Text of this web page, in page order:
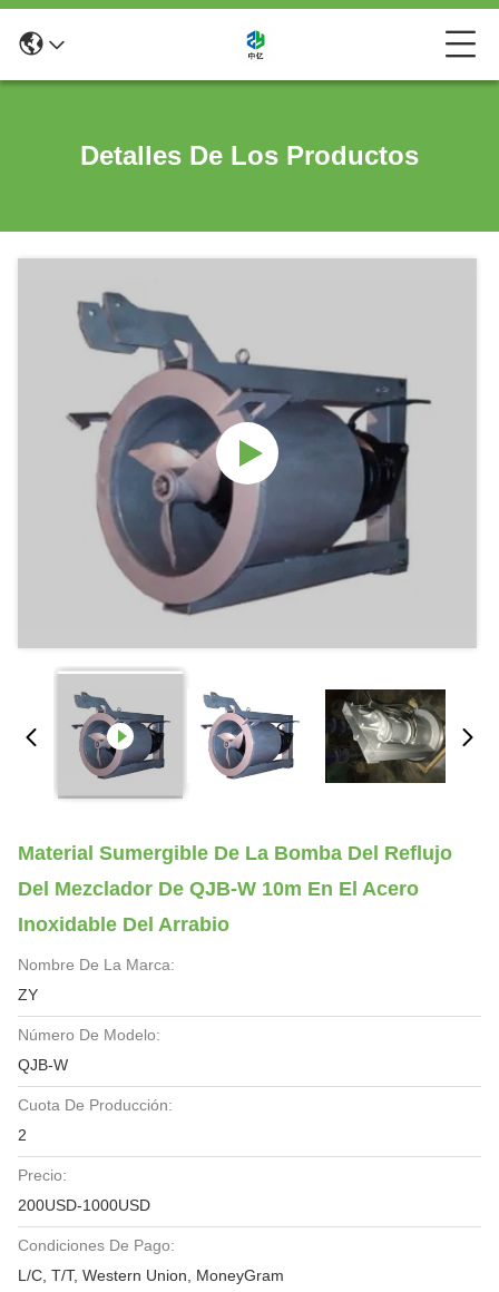
Detalles De Los Productos
Material Sumergible De La Bomba Del Reflujo
Del Mezclador De QJB-W 10m En El Acero
Inoxidable Del Arrabio
Nombre De La Marca:
ZY
Número De Modelo:
QJB-W
Cuota De Producción:
2
Precio:
200USD-1000USD
Condiciones De Pago:
L/C, T/T, Western Union, MoneyGram